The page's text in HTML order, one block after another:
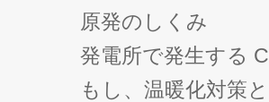
原発のしくみ
発電所で発生する
もし、温暖化対策と